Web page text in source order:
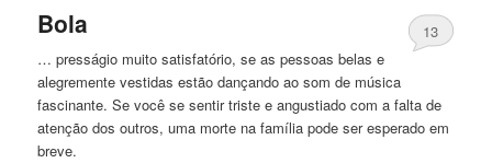
Bola
13
… presságio muito satisfatório, se as pessoas belas e
alegremente vestidas estão dançando ao somde música
fascinante. Se você se sentir triste e angustiado com a faltade
atenção dos outros, uma morte na família pode ser esperado em
breve.